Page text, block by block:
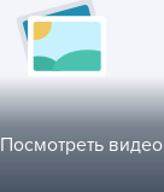
Посмотреть видео